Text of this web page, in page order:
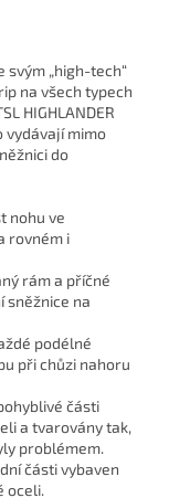
svým „high-tech“
na všech typech
HIGHLANDER
vydávají mimo
do
nohu ve
rovném i
rám a příčné
sněžnice na
podélné
při chůzi nahoru
části
a tvarovány tak,
problémem.
části vybaven
oceli.